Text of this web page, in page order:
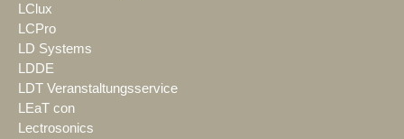
LClux
LCPro
LD Systems
LDDE
LDT Veranstaltungsservice
LEaT con
Lectrosonics